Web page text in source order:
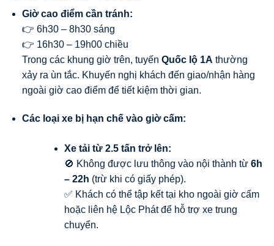
Giờ cao điểm cần tránh:
👉 6h30 – 8h30 sáng
👉 16h30 – 19h00 chiều
Trong các khung giờ trên, tuyến Quốc lộ 1A thường
xảy ra ùn tắc. Khuyến nghị khách đến giao/nhận hàng
ngoài giờ cao điểm để tiết kiệm thời gian.
Các loại xe bị hạn chế vào giờ cấm:
Xe tải từ 2.5 tấn trở lên:
🚫 Không được lưu thông vào nội thành từ 6h
– 22h (trừ khi có giấy phép).
✅ Khách có thể tập kết tại kho ngoài giờ cấm
hoặc liên hệ Lộc Phát để hỗ trợ xe trung
chuyển.